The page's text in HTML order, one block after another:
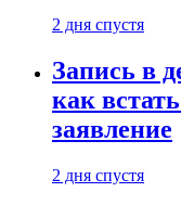
2 дня спустя
Запись в
как
заявление
2 дня спустя